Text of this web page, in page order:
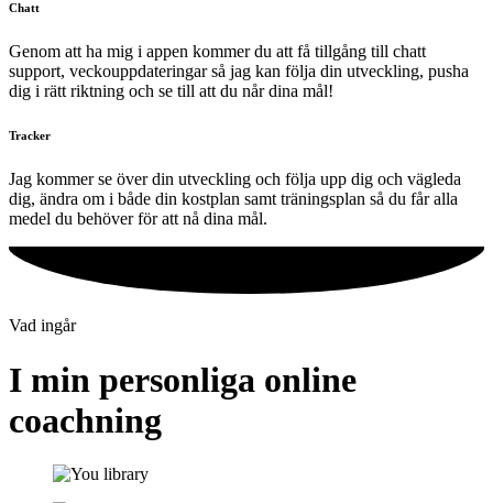
Chatt
Genom att ha mig i appen kommer du att få tillgång till chatt
support, veckouppdateringar så jag kan följa din utveckling, pusha
dig i rätt riktning och se till att du når dina mål!
Tracker
Jag kommer se över din utveckling och följa upp dig och vägleda
dig, ändra om i både din kostplan samt träningsplan så du får alla
medel du behöver för att nå dina mål.
Vad ingår
I min personliga online
coachning